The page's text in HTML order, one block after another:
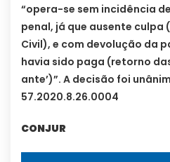
“opera-se sem incidência
penal, já que ausente
Civil), e com devolução da
havia sido paga (retorno
ante’)”. A decisão foi
57.2020.8.26.0004
CONJUR